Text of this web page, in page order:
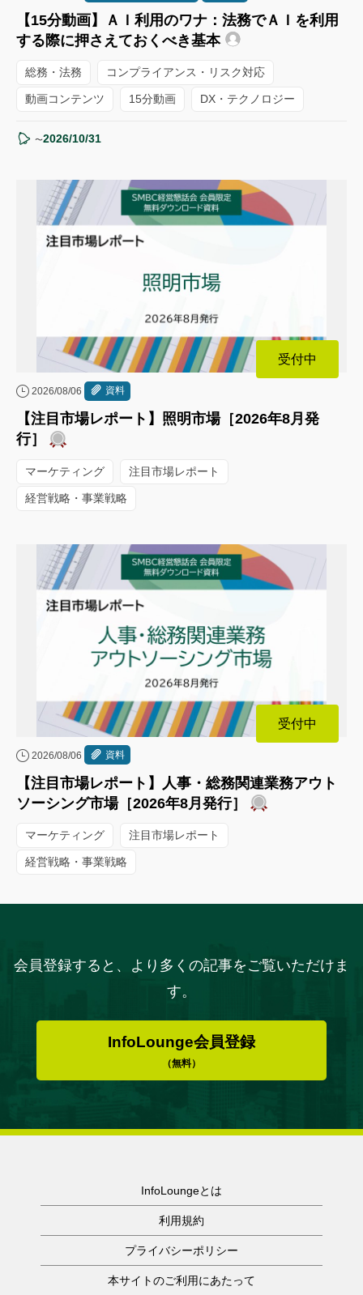
【15分動画】ＡＩ利用のワナ：法務でＡＩを利用
する際に押さえておくべき基本
総務・法務 コンプライアンス・リスク対応
動画コンテンツ 15分動画 DX・テクノロジー
〜2026/10/31
受付中
2026/08/06 資料
【注目市場レポート】照明市場［2026年8月発
行］
マーケティング 注目市場レポート
経営戦略・事業戦略
受付中
2026/08/06 資料
【注目市場レポート】人事・総務関連業務アウト
ソーシング市場［2026年8月発行］
マーケティング 注目市場レポート
経営戦略・事業戦略
会員登録すると、より多くの記事をご覧いただけま
す。
InfoLounge会員登録
（無料）
InfoLoungeとは
利用規約
プライバシーポリシー
本サイトのご利用にあたって